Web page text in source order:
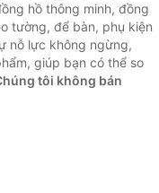
hồ thông minh, đồng
tường, để bàn, phụ kiện
nỗ lực không ngừng,
giúp bạn có thể so
tôi không bán